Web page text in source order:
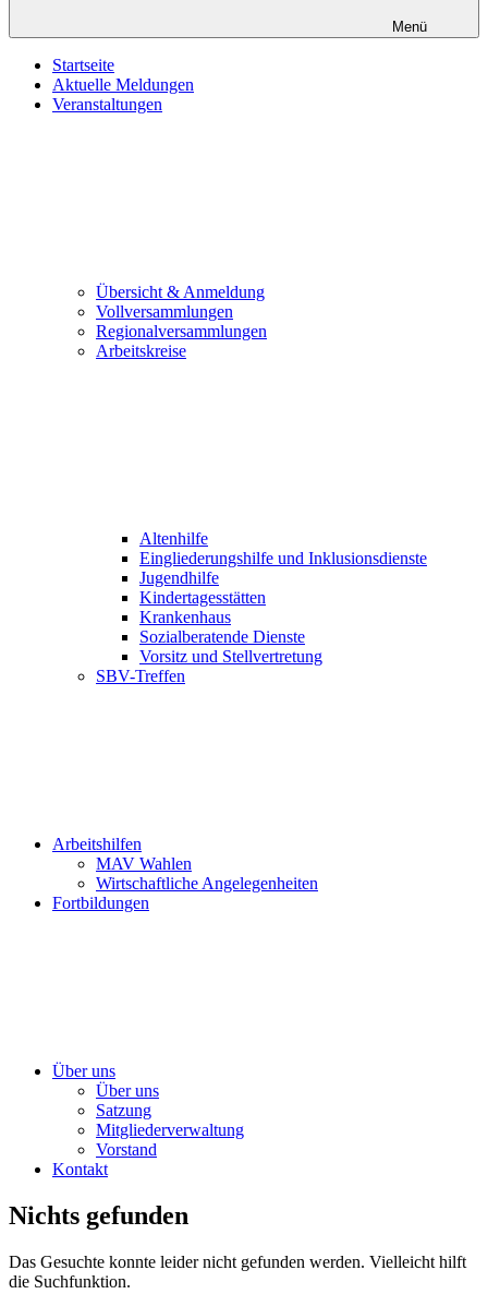
Menü
Startseite
Aktuelle Meldungen
Veranstaltungen
Übersicht & Anmeldung
Vollversammlungen
Regionalversammlungen
Arbeitskreise
Altenhilfe
Eingliederungshilfe und Inklusionsdienste
Jugendhilfe
Kindertagesstätten
Krankenhaus
Sozialberatende Dienste
Vorsitz und Stellvertretung
SBV-Treffen
Arbeitshilfen
MAV Wahlen
Wirtschaftliche Angelegenheiten
Fortbildungen
Über uns
Über uns
Satzung
Mitgliederverwaltung
Vorstand
Kontakt
Nichts gefunden
Das Gesuchte konnte leider nicht gefunden werden. Vielleicht hilft
die Suchfunktion.